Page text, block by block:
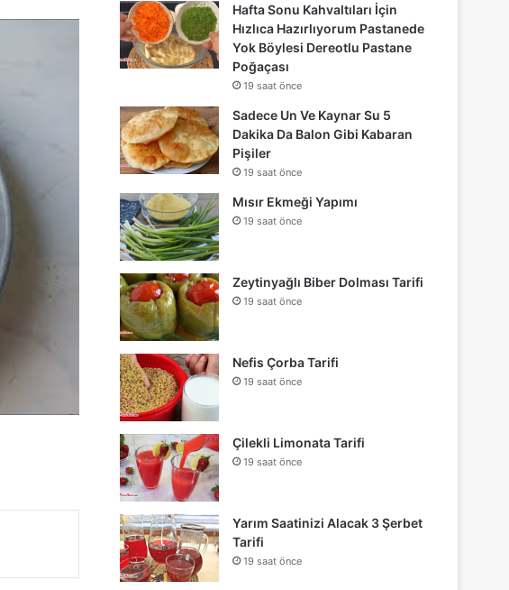
Hafta Sonu Kahvaltıları İçin
Hızlıca Hazırlıyorum Pastanede
Yok Böylesi Dereotlu Pastane
Poğaçası
19 saat önce
Sadece Un Ve Kaynar Su 5
Dakika Da Balon Gibi Kabaran
Pişiler
19 saat önce
Mısır Ekmeği Yapımı
19 saat önce
Zeytinyağlı Biber Dolması Tarifi
19 saat önce
Nefis Çorba Tarifi
19 saat önce
Çilekli Limonata Tarifi
19 saat önce
Yarım Saatinizi Alacak 3 Şerbet
Tarifi
19 saat önce